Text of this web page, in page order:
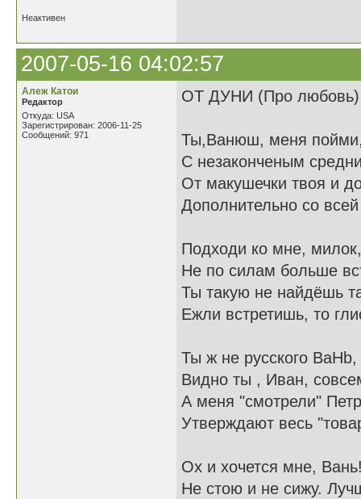
Неактивен
2007-05-16 04:02:57
Алеж Катои
Редактор
Откуда: USA
Зарегистрирован: 2006-11-25
Сообщений: 971
ОТ ДУНИ (Про любовь)
Ты,Ванюш, меня
С незаконченым
От макушечки твоя и
Дополнительно со
Подходи ко мне,
Не по силам больше
Ты такую не найдёшь
Ежли встретишь, то
Ты ж не русского BaHb,
Видно ты , Иван,
А меня "смотрели"
Утверждают весь
Ох и хочется мне,
Не стою и не сижу.